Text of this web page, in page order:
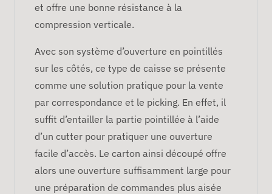
et offre une bonne résistance à la
compression verticale.
Avec son système d’ouverture en pointillés
sur les côtés, ce type de caisse se présente
comme une solution pratique pour la vente
par correspondance et le picking. En effet, il
suffit d’entailler la partie pointillée à l’aide
d’un cutter pour pratiquer une ouverture
facile d’accès. Le carton ainsi découpé offre
alors une ouverture suffisamment large pour
une préparation de commandes plus aisée